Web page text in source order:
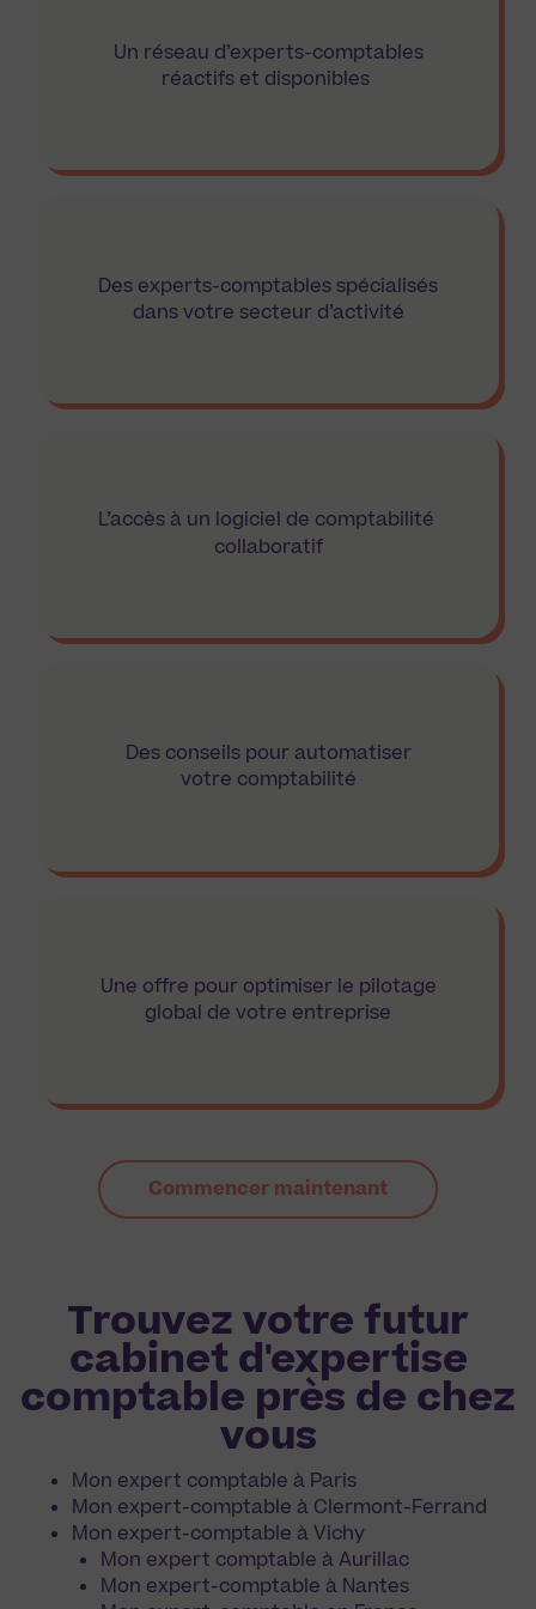
Un réseau d’experts-comptables
réactifs et disponibles
Des experts-comptables spécialisés
dans votre secteur d’activité
L’accès à un logiciel de comptabilité
collaboratif
Des conseils pour automatiser
votre comptabilité
Une offre pour optimiser le pilotage
global de votre entreprise
Commencer maintenant
Trouvez votre futur
cabinet d'expertise
comptable près de chez
vous
Mon expert comptable à Paris
Mon expert-comptable à Clermont-Ferrand
Mon expert-comptable à Vichy
Mon expert comptable à Aurillac
Mon expert-comptable à Nantes